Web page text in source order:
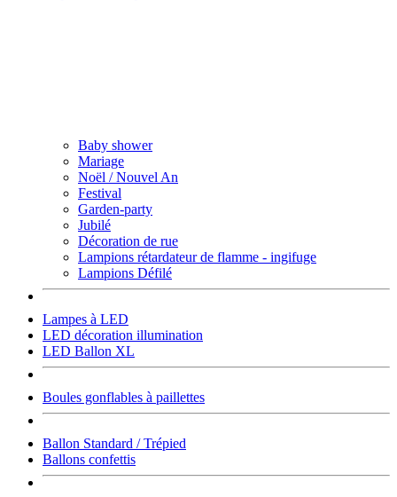
Baby shower
Mariage
Noël / Nouvel An
Festival
Garden-party
Jubilé
Décoration de rue
Lampions rétardateur de flamme - ingifuge
Lampions Défilé
Lampes à LED
LED décoration illumination
LED Ballon XL
Boules gonflables à paillettes
Ballon Standard / Trépied
Ballons confettis